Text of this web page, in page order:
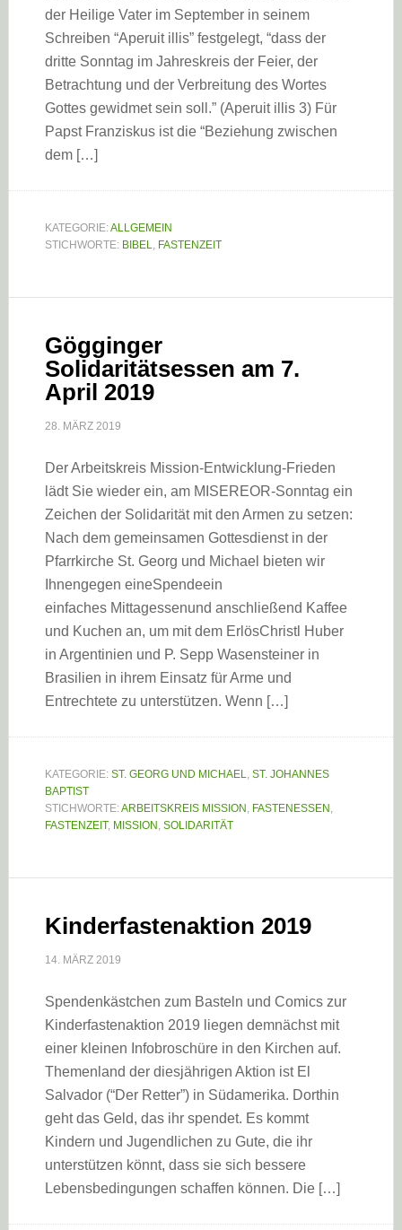
der Heilige Vater im September in seinem
Schreiben “Aperuit illis” festgelegt, “dass der
dritte Sonntag im Jahreskreis der Feier, der
Betrachtung und der Verbreitung des Wortes
Gottes gewidmet sein soll.” (Aperuit illis 3) Für
Papst Franziskus ist die “Beziehung zwischen
dem […]
KATEGORIE:ALLGEMEIN
STICHWORTE: BIBEL, FASTENZEIT
Gögginger
Solidaritätsessen am 7.
April 2019
28. MÄRZ 2019
Der Arbeitskreis Mission-Entwicklung-Frieden
lädt Sie wieder ein, am MISEREOR-Sonntag ein
Zeichen der Solidarität mit den Armen zu setzen:
Nach dem gemeinsamen Gottesdienst in der
Pfarrkirche St. Georg und Michael bieten wir
Ihnengegen eineSpendeein
einfaches Mittagessenund anschließend Kaffee
und Kuchen an, um mit dem ErlösChristl Huber
in Argentinien und P. Sepp Wasensteiner in
Brasilien in ihrem Einsatz für Arme und
Entrechtete zu unterstützen. Wenn […]
KATEGORIE: ST. GEORG UND MICHAEL, ST. JOHANNES
BAPTIST
STICHWORTE:ARBEITSKREIS MISSION , FASTENESSEN ,
FASTENZEIT, MISSION , SOLIDARITÄT
Kinderfastenaktion 2019
14. MÄRZ 2019
Spendenkästchen zum Basteln und Comics zur
Kinderfastenaktion 2019 liegen demnächst mit
einer kleinen Infobroschüre in den Kirchen auf.
Themenland der diesjährigen Aktion ist El
Salvador (“Der Retter”) in Südamerika. Dorthin
geht das Geld, das ihr spendet. Es kommt
Kindern und Jugendlichen zu Gute, die ihr
unterstützen könnt, dass sie sich bessere
Lebensbedingungen schaffen können. Die […]